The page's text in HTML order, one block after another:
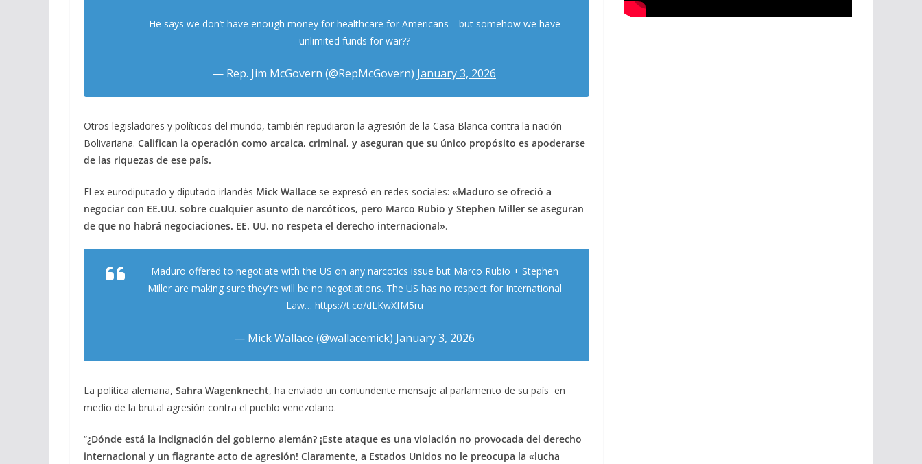
He says we don’t have enough money for healthcare for Americans—but somehow we have
unlimited funds for war??
— Rep. Jim McGovern (@RepMcGovern) January 3, 2026
Otros legisladores y políticos del mundo, también repudiaron la agresión de la Casa Blanca contra la nación
Bolivariana. Califican la operación como arcaica, criminal, y aseguran que su único propósito es apoderarse
de las riquezas de ese país.
El ex eurodiputado y diputado irlandés Mick Wallace se expresó en redes sociales: «Maduro se ofreció a
negociar con EE.UU. sobre cualquier asunto de narcóticos, pero Marco Rubio y Stephen Miller se aseguran
de que no habrá negociaciones. EE. UU. no respeta el derecho internacional».
Maduro offered to negotiate with the US on any narcotics issue but Marco Rubio + Stephen
Miller are making sure they're will be no negotiations. The US has no respect for International
Law… https://t.co/dLKwXfM5ru
— Mick Wallace (@wallacemick) January 3, 2026
La política alemana, Sahra Wagenknecht, ha enviado un contundente mensaje al parlamento de su país en
medio de la brutal agresión contra el pueblo venezolano.
“¿Dónde está la indignación del gobierno alemán? ¡Este ataque es una violación no provocada del derecho
internacional y un flagrante acto de agresión! Claramente, a Estados Unidos no le preocupa la «lucha